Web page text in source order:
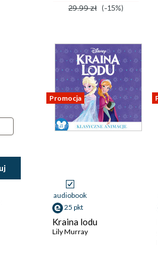
29.99 zł (-15%)
Promocja
audiobook
25 pkt
Kraina lodu
Lily Murray